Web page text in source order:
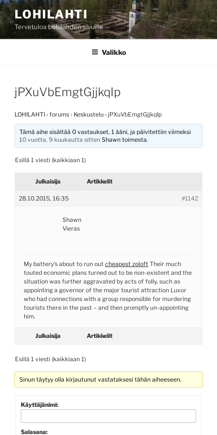
Siirry
sisältöönLOHILAHTI
Tervetuloa Lohilahden sivuille
Valikko
jPXuVbEmgtGjjkqIp
LOHILAHTI › forums › Keskustelu › jPXuVbEmgtGjjkqIp
Tämä aihe sisältää 0 vastaukset, 1 ääni, ja päivitettiin viimeksi
10 vuotta, 9 kuukautta sitten Shawn toimesta.
Esillä 1 viesti (kaikkiaan 1)
Julkaisija Artikkelit
28.10.2015, 16:35 #1142
Shawn
Vieras
My battery’s about to run out cheapest zoloft Their much
touted economic plans turned out to be non-existent and the
situation was further aggravated by acts of folly, such as
appointing a governor of the major tourist attraction Luxor
who had connections with a group responsible for murdering
tourists there in the past – and then promptly un-appointing
him.
Julkaisija Artikkelit
Esillä 1 viesti (kaikkiaan 1)
Sinun täytyy olla kirjautunut vastataksesi tähän aiheeseen.
Käyttäjänimi:
Salasana: